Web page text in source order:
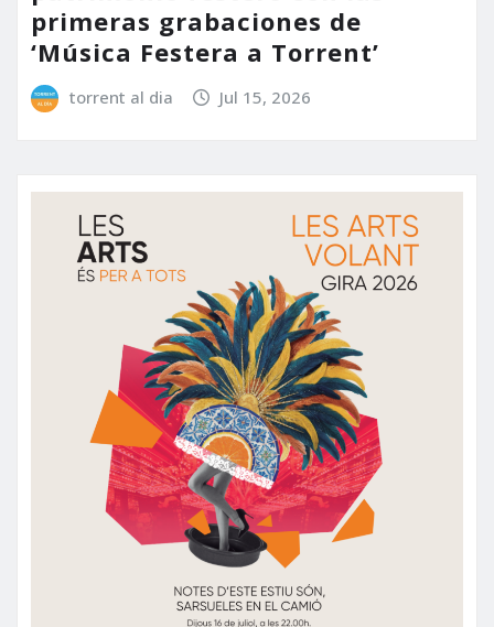
primeras grabaciones de
‘Música Festera a Torrent’
torrent al dia Jul 15, 2026